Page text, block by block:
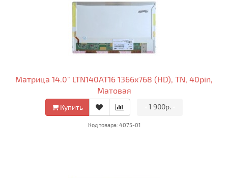
Матрица 14.0" LTN140AT16 1366x768 (HD), TN, 40pin,
Матовая
Купить 1 900р.
Код товара: 4075-01